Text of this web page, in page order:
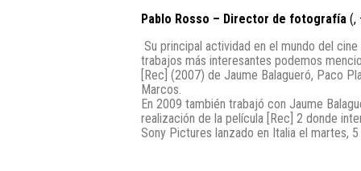
Pablo Rosso – Director de fotografía (,
Su principal actividad en el mundo del
trabajos más interesantes podemos
[Rec] (2007) de Jaume Balagueró, Paco
Marcos.
En 2009 también trabajó con Jaume
realización de la película [Rec] 2 donde
Sony Pictures lanzado en Italia el martes,